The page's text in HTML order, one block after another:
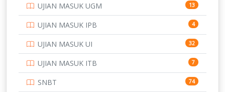
SMA 146
SMK 231
SMP 134
STIP 2
153
UJIAN MASUK UGM 13
UJIAN MASUK IPB 4
UJIAN MASUK UI 32
UJIAN MASUK ITB 7
SNBT 74